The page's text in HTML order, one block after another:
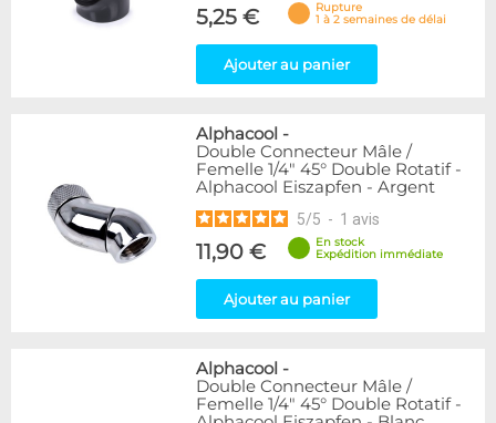
5,25 €
Rupture
1 à 2 semaines de délai
Ajouter au panier
Alphacool -
Double Connecteur Mâle /
Femelle 1/4" 45° Double Rotatif -
Alphacool Eiszapfen - Argent
5/5 - 1 avis
11,90 €
En stock
Expédition immédiate
Ajouter au panier
Alphacool -
Double Connecteur Mâle /
Femelle 1/4" 45° Double Rotatif -